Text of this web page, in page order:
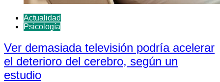
Actualidad
Psicología
Ver demasiada televisión podría acelerar
el deterioro del cerebro, según un
estudio